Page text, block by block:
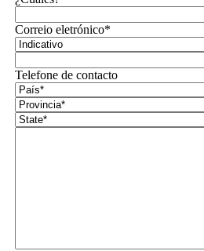
Correio eletrónico*
Telefone de contacto